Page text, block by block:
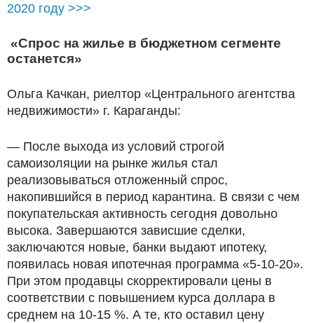
2020 году >>>
«Спрос на жилье в бюджетном сегменте
останется»
Ольга Качкан, риелтор «Центрального агентства
недвижимости» г. Караганды:
— После выхода из условий строгой
самоизоляции на рынке жилья стал
реализовываться отложенный спрос,
накопившийся в период карантина. В связи с чем
покупательская активность сегодня довольно
высока. Завершаются зависшие сделки,
заключаются новые, банки выдают ипотеку,
появилась новая ипотечная программа «5-10-20».
При этом продавцы скорректировали цены в
соответствии с повышением курса доллара в
среднем на 10-15 %. А те, кто оставил цену